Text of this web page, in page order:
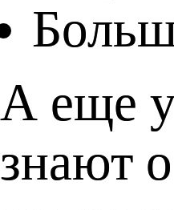
А еще
знают